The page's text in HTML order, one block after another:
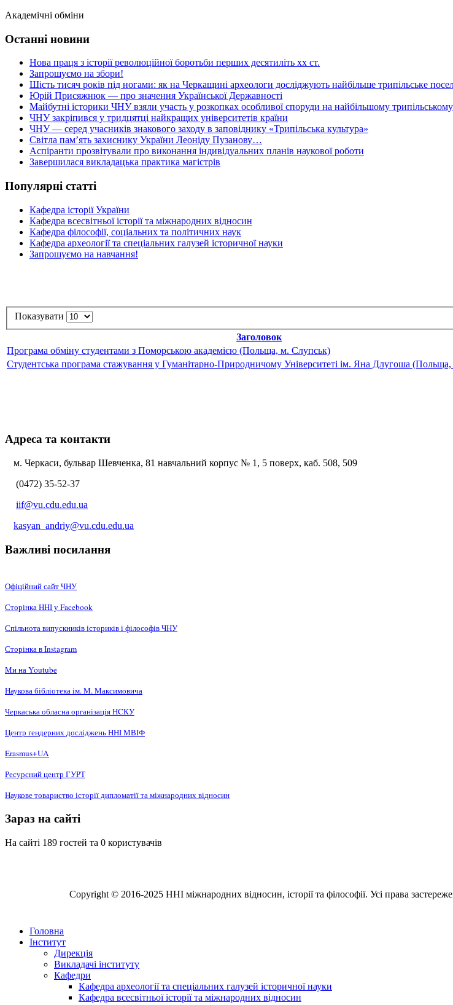
Академічні обміни
Останні новини
Нова праця з історії революційної боротьби перших десятиліть хх ст.
Запрошуємо на збори!
Шість тисяч років під ногами: як на Черкащині археологи досліджують найбільше трипільське
Юрій Присяжнюк — про значення Української Державності
Майбутні історики ЧНУ взяли участь у розкопках особливої споруди на найбільшому
ЧНУ закріпився у тридцятці найкращих університетів країни
ЧНУ — серед учасників знакового заходу в заповіднику «Трипільська культура»
Світла пам’ять захиснику України Леоніду Пузанову…
Аспіранти прозвітували про виконання індивідуальних планів наукової роботи
Завершилася викладацька практика магістрів
Популярні статті
Кафедра історії України
Кафедра всесвітньої історії та міжнародних відносин
Кафедра філософії, соціальних та політичних наук
Кафедра археології та спеціальних галузей історичної науки
Запрошуємо на навчання!
Показувати
Заголовок
Програма обміну студентами з Поморською академією (Польща, м. Слупськ)
Студентська програма стажування у Гуманітарно-Природничому Університеті ім. Яна Длугоша
Адреса та контакти
м. Черкаси, бульвар Шевченка, 81 навчальний корпус № 1, 5 поверх, каб. 508, 509
(0472) 35-52-37
iif@vu.cdu.edu.ua
kasyan_andriy@vu.cdu.edu.ua
Важливі посилання
Офіційний сайт ЧНУ
Сторінка ННІ у Facebook
Спільнота випускників істориків і філософів ЧНУ
Сторінка в Instagram
Ми на Youtube
Наукова бібліотека ім. М. Максимовича
Черкаська обласна організація НCКУ
Центр ґендерних досліджень ННІ МВІФ
Erasmus+UA
Ресурсний центр ГУРТ
Наукове товариство історії дипломатії та міжнародних відносин
Зараз на сайті
На сайті 189 гостей та 0 користувачів
Copyright © 2016-2025 ННІ міжнародних відносин, історії та філософії. Усі права
Головна
Інститут
Дирекція
Викладачі інституту
Кафедри
Кафедра археології та спеціальних галузей історичної науки
Кафедра всесвітньої історії та міжнародних відносин